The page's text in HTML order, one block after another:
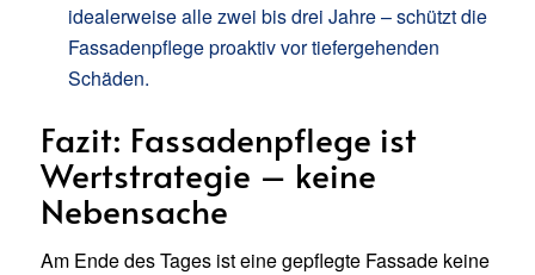
idealerweise alle zwei bis drei Jahre – schützt die
Fassadenpflege proaktiv vor tiefergehenden
Schäden.
Fazit: Fassadenpflege ist
Wertstrategie – keine
Nebensache
Am Ende des Tages ist eine gepflegte Fassade keine